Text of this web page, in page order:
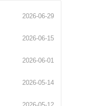
2026-06-29
2026-06-15
2026-06-01
2026-05-14